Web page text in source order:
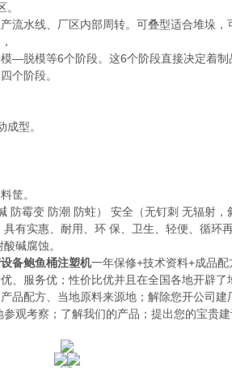
流水线、厂区内部周转。可叠型适合堆垛
模等6个阶段。这6个阶段直接决定着制
个阶段。
型。
筐。
防霉变 防潮 防蛀） 安全（无钉刺 无辐射
有实惠、耐用、环 保、卫生、轻便、循环
碱腐蚀。
备鲍鱼桶注塑机一年保修+技术资料+成品配
、服务优；性价比优并且在全国各地开辟
配方、当地原料来源地；解除您开公司建
观考察；了解我们的产品；提出您的宝贵